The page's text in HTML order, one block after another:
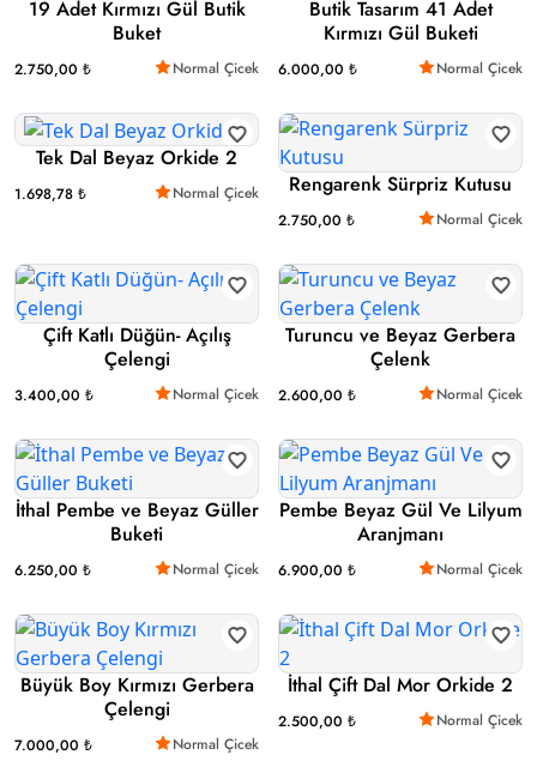
19 Adet Kırmızı Gül Butik
Buket
2.750,00 ₺ Normal Çicek
Butik Tasarım 41 Adet
Kırmızı Gül Buketi
6.000,00 ₺ Normal Çicek
Tek Dal Beyaz Orkide 2
1.698,78 ₺ Normal Çicek Rengarenk Sürpriz Kutusu
2.750,00 ₺ Normal Çicek
Çift Katlı Düğün- Açılış
Çelengi
3.400,00 ₺ Normal Çicek
Turuncu ve Beyaz Gerbera
Çelenk
2.600,00 ₺ Normal Çicek
İthal Pembe ve Beyaz Güller
Buketi
6.250,00 ₺ Normal Çicek
Pembe Beyaz Gül Ve Lilyum
Aranjmanı
6.900,00 ₺ Normal Çicek
Büyük Boy Kırmızı Gerbera
Çelengi
7.000,00 ₺ Normal Çicek
İthal Çift Dal Mor Orkide 2
2.500,00 ₺ Normal Çicek